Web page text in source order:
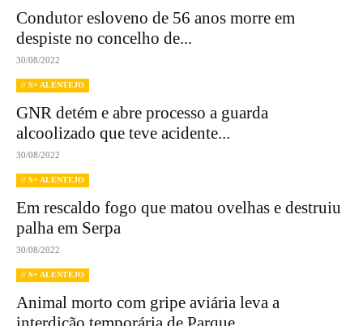
Condutor esloveno de 56 anos morre em
despiste no concelho de...
30/08/2022
// S+ ALENTEJO
GNR detém e abre processo a guarda
alcoolizado que teve acidente...
30/08/2022
// S+ ALENTEJO
Em rescaldo fogo que matou ovelhas e destruiu
palha em Serpa
30/08/2022
// S+ ALENTEJO
Animal morto com gripe aviária leva a